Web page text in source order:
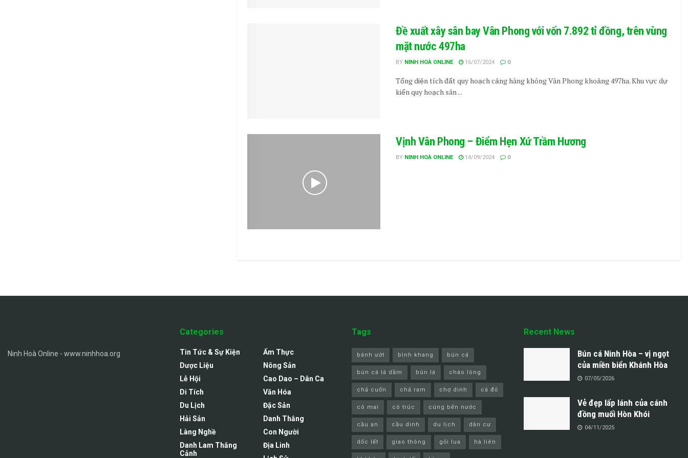
Đề xuất xây sân bay Vân Phong với vốn 7.892 tỉ đồng, trên vùng
mặt nước 497ha
BY NINH HOÀ ONLINE 16/07/2024 0
Tổng diện tích đất quy hoạch cảng hàng không Vân Phong khoảng 497ha. Khu vực dự
kiến quy hoạch sân ...
Vịnh Vân Phong – Điểm Hẹn Xứ Trầm Hương
BY NINH HOÀ ONLINE 14/09/2024 0
Ninh Hoà Online - www.ninhhoa.org
Categories
Tin Tức & Sự Kiện
Dược Liệu
Lễ Hội
Di Tích
Du Lịch
Hải Sản
Làng Nghề
Danh Lam Thắng
Cảnh
Ẩm Thực
Nông Sản
Cao Dao – Dân Ca
Văn Hóa
Đặc Sản
Danh Thắng
Con Người
Địa Linh
Tags
bánh ướt bình khang bún cá
bún cá lá dầm bún lá cháo lòng
chả cuốn chả ram chợ dinh cá đỏ
cô mai cô trúc cúng bến nước
cầu an cầu dinh du lịch dân cư
dốc lết giao thông gỏi lua hà liên
Recent News
Bún cá Ninh Hòa – vị ngọt
của miền biển Khánh Hòa
07/05/2026
Vẻ đẹp lấp lánh của cánh
đồng muối Hòn Khói
04/11/2025